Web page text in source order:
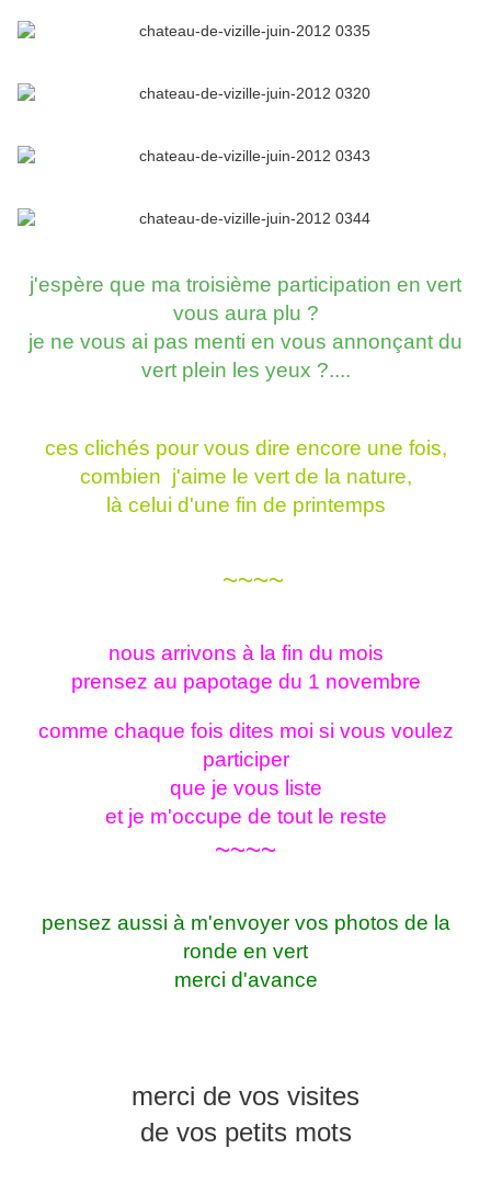
j'espère que ma troisième participation en vert
vous aura plu ?
je ne vous ai pas menti en vous annonçant du
vert plein les yeux ?....
ces clichés pour vous dire encore une fois,
combien j'aime le vert de la nature,
là celui d'une fin de printemps
~~~~
nous arrivons à la fin du mois
prensez au papotage du 1 novembre
comme chaque fois dites moi si vous voulez
participer
que je vous liste
et je m'occupe de tout le reste
~~~~
pensez aussi à m'envoyer vos photos de la
ronde en vert
merci d'avance
merci de vos visites
de vos petits mots